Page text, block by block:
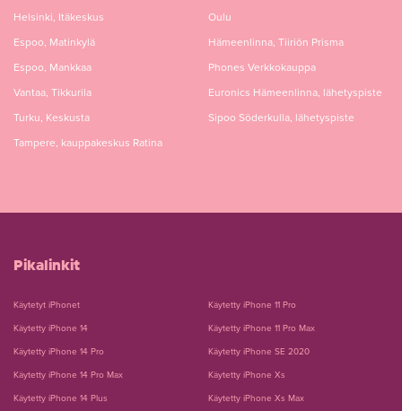
Helsinki, Itäkeskus
Espoo, Matinkylä
Espoo, Mankkaa
Vantaa, Tikkurila
Turku, Keskusta
Tampere, kauppakeskus Ratina
Oulu
Hämeenlinna, Tiiriön Prisma
Phones Verkkokauppa
Euronics Hämeenlinna, lähetyspiste
Sipoo Söderkulla, lähetyspiste
Pikalinkit
Käytetyt iPhonet
Käytetty iPhone 14
Käytetty iPhone 14 Pro
Käytetty iPhone 14 Pro Max
Käytetty iPhone 14 Plus
Käytetty iPhone 11 Pro
Käytetty iPhone 11 Pro Max
Käytetty iPhone SE 2020
Käytetty iPhone Xs
Käytetty iPhone Xs Max